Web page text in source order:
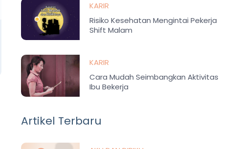
KARIR
Risiko Kesehatan Mengintai Pekerja
Shift Malam
KARIR
Cara Mudah Seimbangkan Aktivitas
Ibu Bekerja
Artikel Terbaru